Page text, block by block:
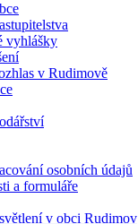
vyhlášky
v Rudimově
osobních údajů
a formuláře
v obci Rudimov